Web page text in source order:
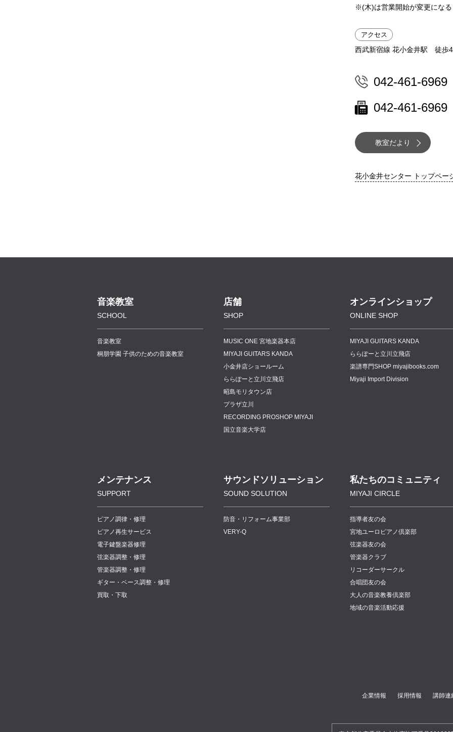
※(木)は営業開始が変更にな
アクセス
西武新宿線 花小金井駅 徒歩
042-461-6969
042-461-6969
教室だより
花小金井センター トップペー
音楽教室
SCHOOL
音楽教室
桐朋学園 子供のための音楽教室
店舗
SHOP
MUSIC ONE 宮地楽器本店
MIYAJI GUITARS KANDA
小金井店ショールーム
ららぽーと立川立飛店
昭島モリタウン店
プラザ立川
RECORDING PROSHOP MIYAJI
国立音楽大学店
オンラインショップ
ONLINE SHOP
MIYAJI GUITARS KANDA
ららぽーと立川立飛店
楽譜専門SHOP miyajibooks.com
Miyaji Import Division
メンテナンス
SUPPORT
ピアノ調律・修理
ピアノ再生サービス
電子鍵盤楽器修理
弦楽器調整・修理
管楽器調整・修理
ギター・ベース調整・修理
買取・下取
サウンドソリューション
SOUND SOLUTION
防音・リフォーム事業部
VERY-Q
私たちのコミュニティ
MIYAJI CIRCLE
指導者友の会
宮地ユーロピアノ倶楽部
弦楽器友の会
管楽器クラブ
リコーダーサークル
合唱団友の会
大人の音楽教養倶楽部
地域の音楽活動応援
企業情報 採用情報 講師連